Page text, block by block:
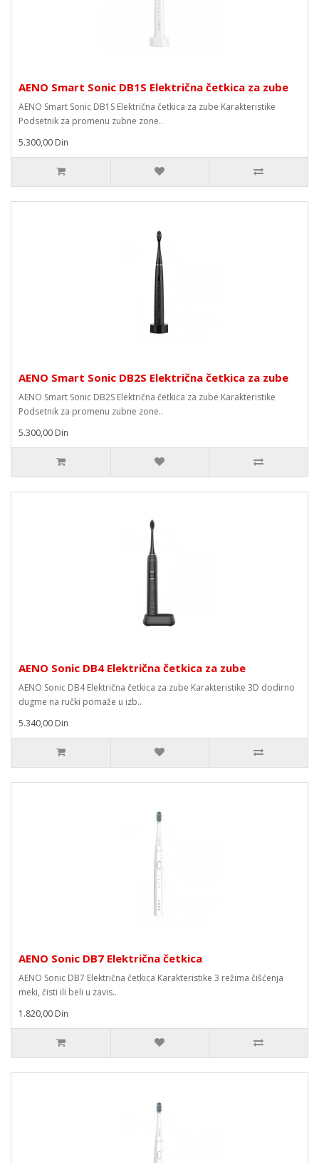
AENO Smart Sonic DB1S Električna četkica za zube
AENO Smart Sonic DB1S Električna četkica za zube Karakteristike
Podsetnik za promenu zubne zone..
5.300,00 Din
AENO Smart Sonic DB2S Električna četkica za zube
AENO Smart Sonic DB2S Električna četkica za zube Karakteristike
Podsetnik za promenu zubne zone..
5.300,00 Din
AENO Sonic DB4 Električna četkica za zube
AENO Sonic DB4 Električna četkica za zube Karakteristike 3D dodirno
dugme na ručki pomaže u izb..
5.340,00 Din
AENO Sonic DB7 Električna četkica
AENO Sonic DB7 Električna četkica Karakteristike 3 režima čišćenja
meki, čisti ili beli u zavis..
1.820,00 Din